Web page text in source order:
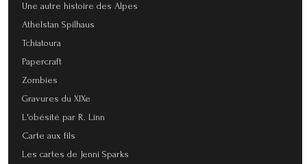
Une autre histoire des Alpes
Athelstan Spilhaus
Tchiatoura
Papercraft
Zombies
Gravures du XIXe
L'obésité par R. Linn
Carte aux fils
Les cartes de Jenni Sparks